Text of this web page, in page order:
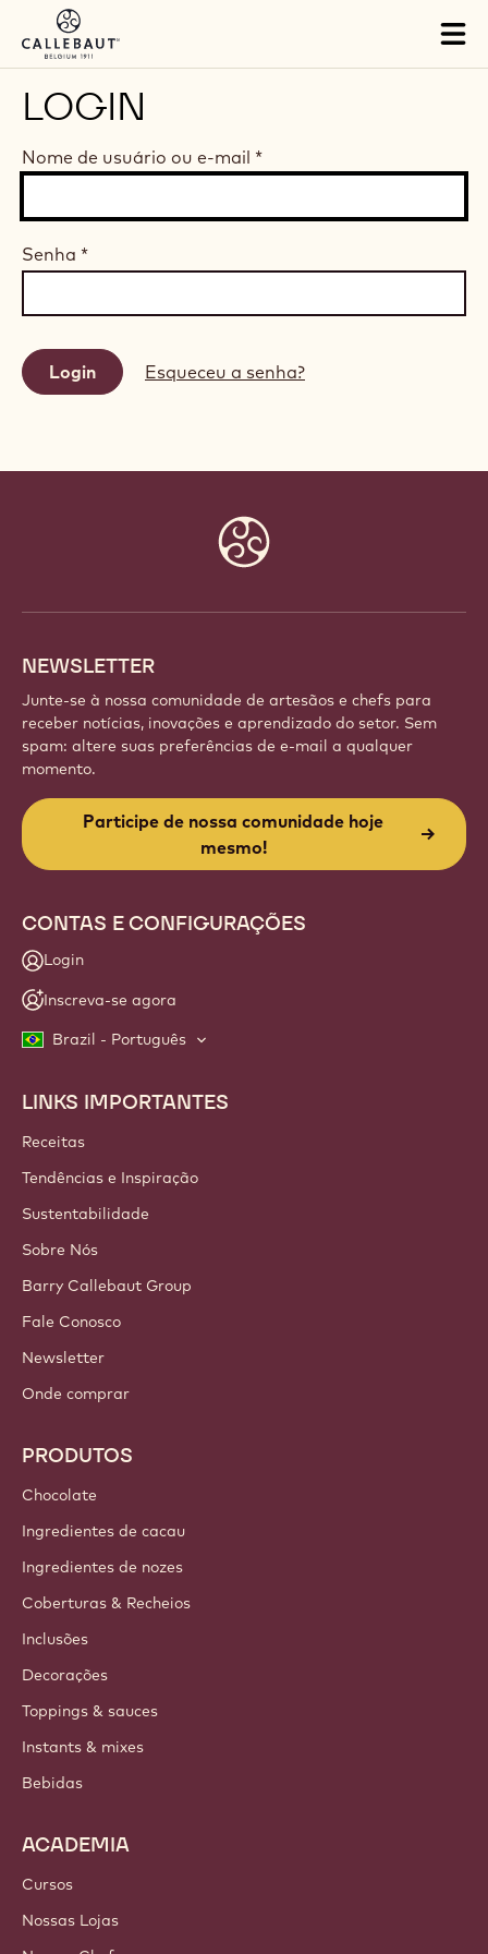
Skip to main content
LOGIN
Nome de usuário ou e-mail *
Senha *
Esqueceu a senha?
NEWSLETTER
Junte-se à nossa comunidade de artesãos e chefs para
receber notícias, inovações e aprendizado do setor. Sem
spam: altere suas preferências de e-mail a qualquer
momento.
Participe de nossa comunidade hoje
mesmo!
CONTAS E CONFIGURAÇÕES
Login
Inscreva-se agora
Brazil - Português
Footer
Callebaut
LINKS IMPORTANTES
Receitas
Tendências e Inspiração
Sustentabilidade
Sobre Nós
Barry Callebaut Group
Fale Conosco
Newsletter
Onde comprar
PRODUTOS
Chocolate
Ingredientes de cacau
Ingredientes de nozes
Coberturas & Recheios
Inclusões
Decorações
Toppings & sauces
Instants & mixes
Bebidas
ACADEMIA
Cursos
Nossas Lojas